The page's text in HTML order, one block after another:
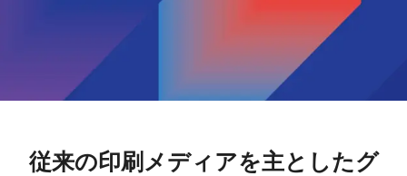
従来の印刷メディアを主としたグ